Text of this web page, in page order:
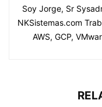
Soy Jorge, Sr
NKSistemas.com
AWS, GCP,